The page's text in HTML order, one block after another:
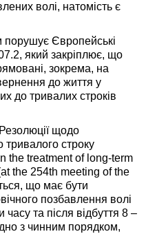
волі, натомість є
порушує Європейські
який закріплює, що
зокрема, на
до життя у
до тривалих строків
щодо
строку
the treatment of long-term
the 254th meeting of the
що має бути
позбавлення волі
часу та після відбуття 8 –
з чинним порядком,